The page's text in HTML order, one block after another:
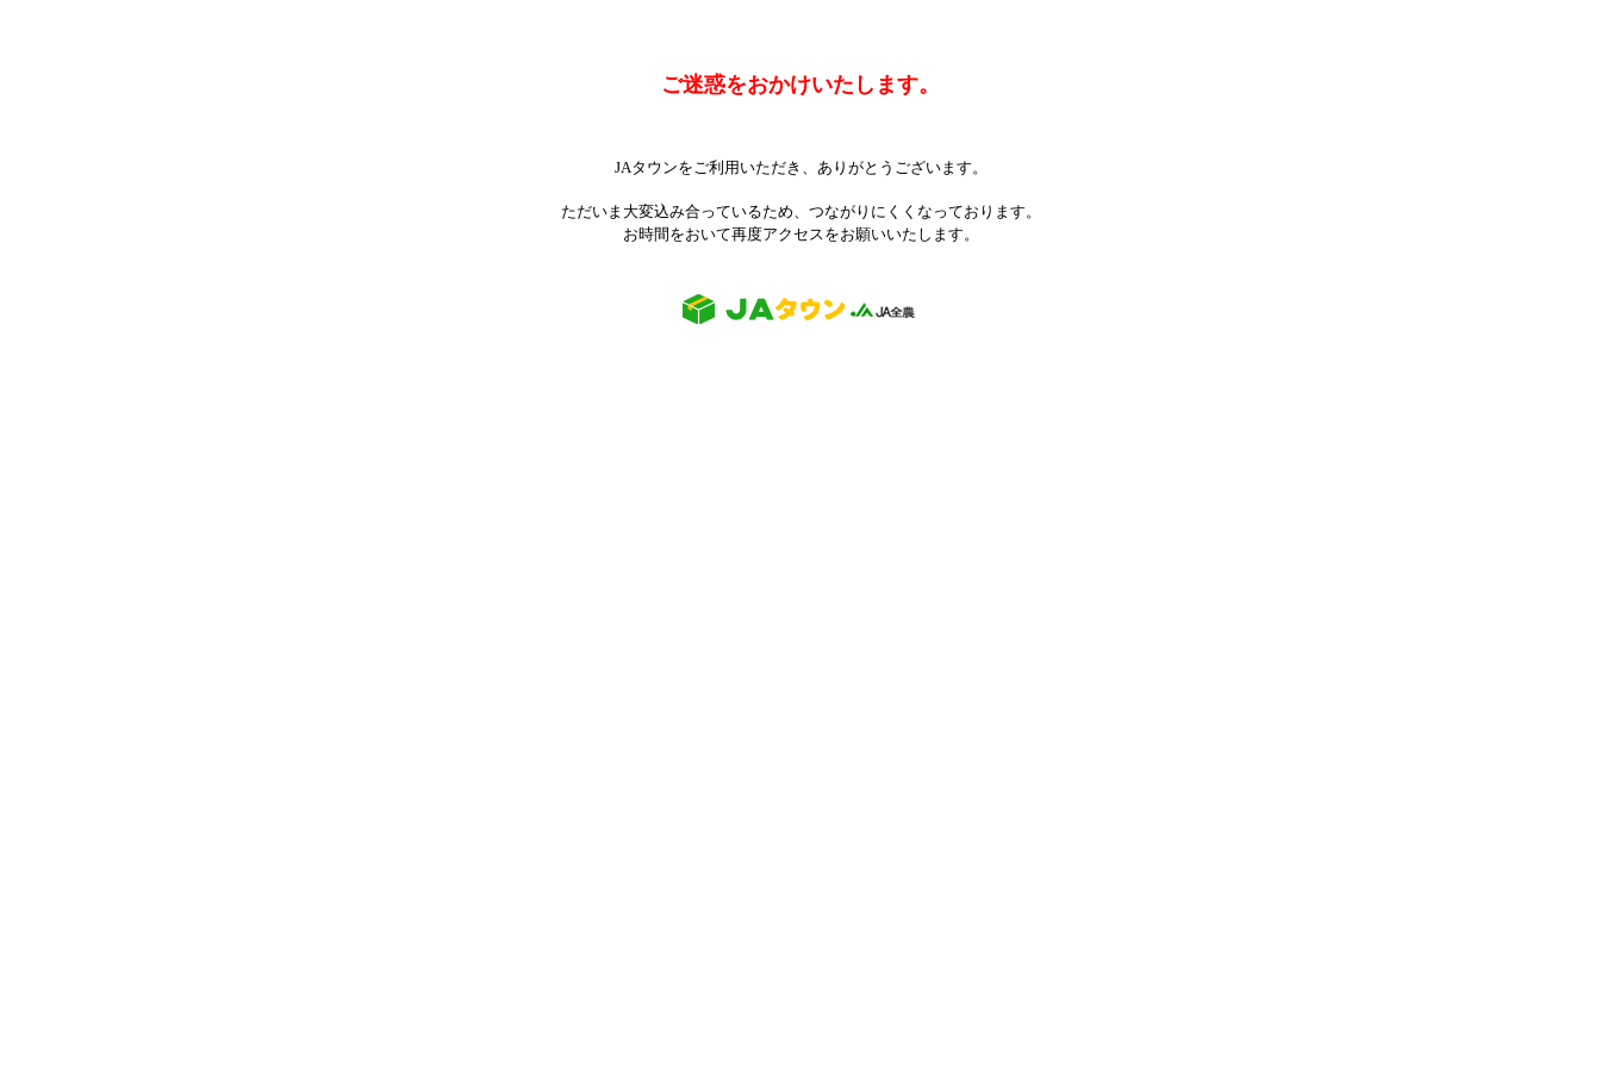
ご迷惑をおかけいたします。
JAタウンをご利用いただき、ありがとうございます。
ただいま大変込み合っているため、つながりにくくなっております。
お時間をおいて再度アクセスをお願いいたします。